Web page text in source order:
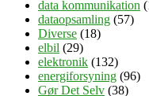
data kommunikation
dataopsamling (57)
Diverse (18)
elbil (29)
elektronik (132)
energiforsyning (96)
Gør Det Selv (38)